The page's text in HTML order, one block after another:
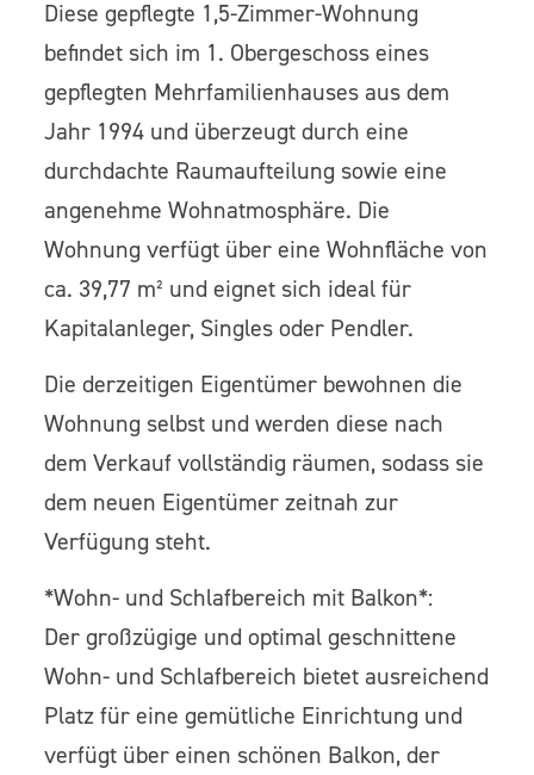
Diese gepflegte 1,5-Zimmer-Wohnung
befindet sich im 1. Obergeschoss eines
gepflegten Mehrfamilienhauses aus dem
Jahr 1994 und überzeugt durch eine
durchdachte Raumaufteilung sowie eine
angenehme Wohnatmosphäre. Die
Wohnung verfügt über eine Wohnfläche von
ca. 39,77 m² und eignet sich ideal für
Kapitalanleger, Singles oder Pendler.
Die derzeitigen Eigentümer bewohnen die
Wohnung selbst und werden diese nach
dem Verkauf vollständig räumen, sodass sie
dem neuen Eigentümer zeitnah zur
Verfügung steht.
*Wohn- und Schlafbereich mit Balkon*:
Der großzügige und optimal geschnittene
Wohn- und Schlafbereich bietet ausreichend
Platz für eine gemütliche Einrichtung und
verfügt über einen schönen Balkon, der